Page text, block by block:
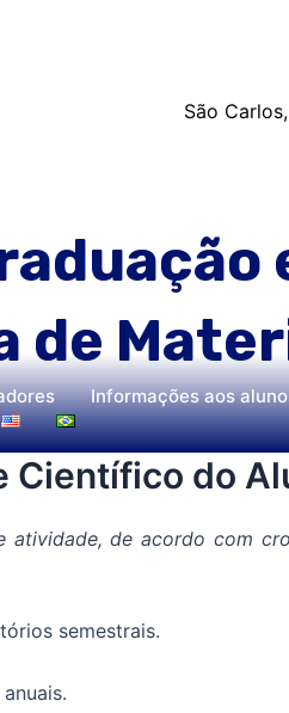
São
de
Informações aos
Científico do
de acordo com
semestrais.